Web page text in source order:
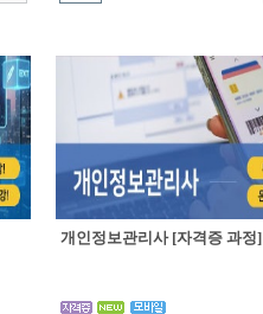
개인정보관리사 [자격증 과정]